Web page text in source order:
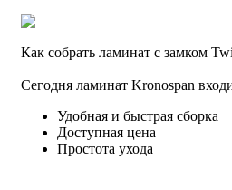
Как собрать ламинат с замком
Сегодня ламинат Kronospan
Удобная и быстрая сборка
Доступная цена
Простота ухода